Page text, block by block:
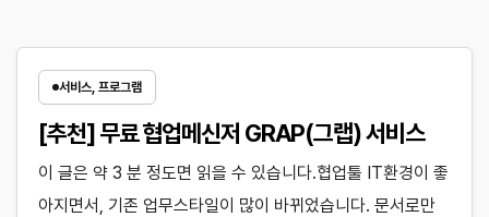
서비스, 프로그램
[추천] 무료 협업메신저 GRAP(그랩) 서비스
이 글은 약 3 분 정도면 읽을 수 있습니다.협업툴 IT환경이 좋
아지면서, 기존 업무스타일이 많이 바뀌었습니다. 문서로만